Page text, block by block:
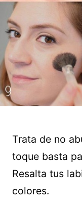
Trata de no
toque basta
Resalta tus
colores.